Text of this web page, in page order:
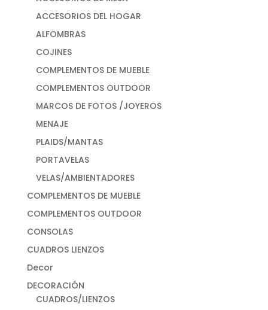
ACCESORIOS DEL HOGAR
ALFOMBRAS
COJINES
COMPLEMENTOS DE MUEBLE
COMPLEMENTOS OUTDOOR
MARCOS DE FOTOS /JOYEROS
MENAJE
PLAIDS/MANTAS
PORTAVELAS
VELAS/AMBIENTADORES
COMPLEMENTOS DE MUEBLE
COMPLEMENTOS OUTDOOR
CONSOLAS
CUADROS LIENZOS
Decor
DECORACIÓN
CUADROS/LIENZOS